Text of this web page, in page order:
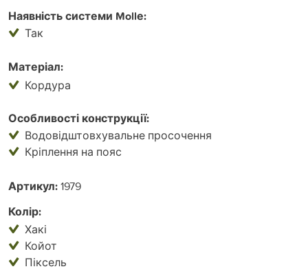
Наявність системи Mollе:
Так
Матеріал:
Кордура
Особливості конструкції:
Водовідштовхувальне просочення
Кріплення на пояс
Артикул:1979
Колір:
Хакі
Койот
Піксель